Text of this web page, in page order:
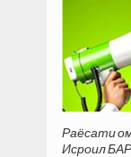
Раёсати
Исроил